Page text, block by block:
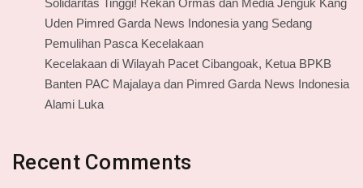
Uden Pimred Garda News Indonesia yang Sedang
Pemulihan Pasca Kecelakaan
Kecelakaan di Wilayah Pacet Cibangoak, Ketua BPKB
Banten PAC Majalaya dan Pimred Garda News Indonesia
Alami Luka
Recent Comments